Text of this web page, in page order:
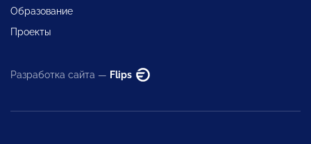
Образование
Проекты
Разработка сайта — Flips